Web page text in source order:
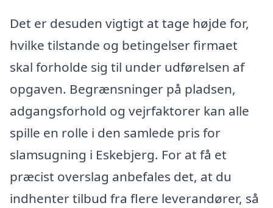
Det er desuden vigtigt at tage højde for,
hvilke tilstande og betingelser firmaet
skal forholde sig til under udførelsen af
opgaven. Begrænsninger på pladsen,
adgangsforhold og vejrfaktorer kan alle
spille en rolle i den samlede pris for
slamsugning i Eskebjerg. For at få et
præcist overslag anbefales det, at du
indhenter tilbud fra flere leverandører, så